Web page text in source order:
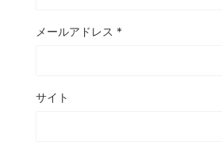
メールアドレス *
サイト